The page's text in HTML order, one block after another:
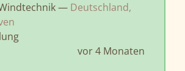
— Deutschland,
vor 4 Monaten